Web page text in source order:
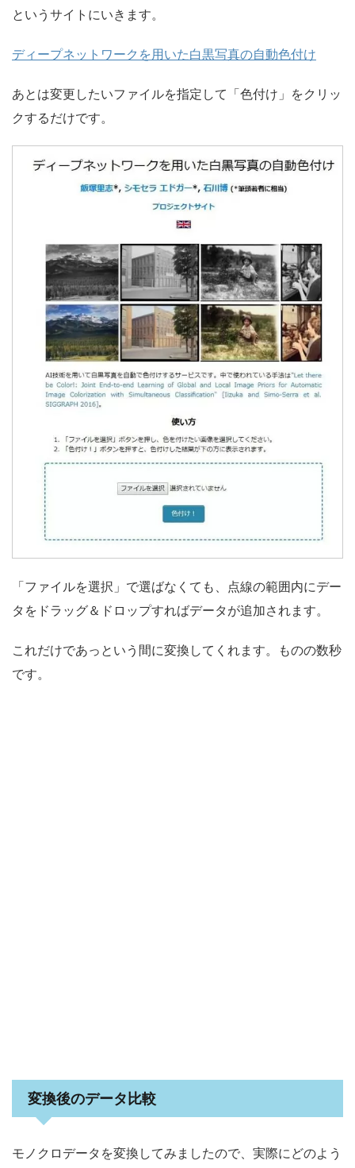
というサイトにいきます。
ディープネットワークを用いた白黒写真の自動色付け
あとは変更したいファイルを指定して「色付け」をクリッ
クするだけです。
「ファイルを選択」で選ばなくても、点線の範囲内にデー
タをドラッグ＆ドロップすればデータが追加されます。
これだけであっという間に変換してくれます。ものの数秒
です。
変換後のデータ比較
モノクロデータを変換してみましたので、実際にどのよう